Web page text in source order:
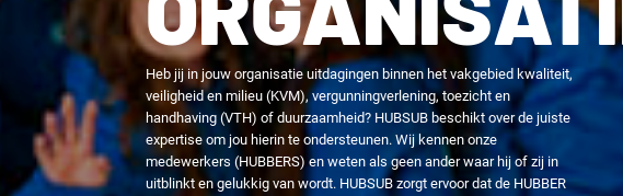
Heb jij in jouw organisatie uitdagingen binnen het vakgebied kwaliteit,
veiligheid en milieu (KVM), vergunningverlening, toezicht en
handhaving (VTH) of duurzaamheid? HUBSUB beschikt over de juiste
expertise om jou hierin te ondersteunen. Wij kennen onze
medewerkers (HUBBERS) en weten als geen ander waar hij of zij in
uitblinkt en gelukkig van wordt. HUBSUB zorgt ervoor dat de HUBBER